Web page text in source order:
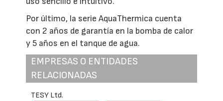
Por último, la serie AquaThermica cuenta
con 2 años de garantía en la bomba de calor
y 5 años en el tanque de agua.
EMPRESAS O ENTIDADES
RELACIONADAS
TESY Ltd.